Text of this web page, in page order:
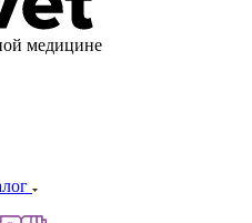
медицине